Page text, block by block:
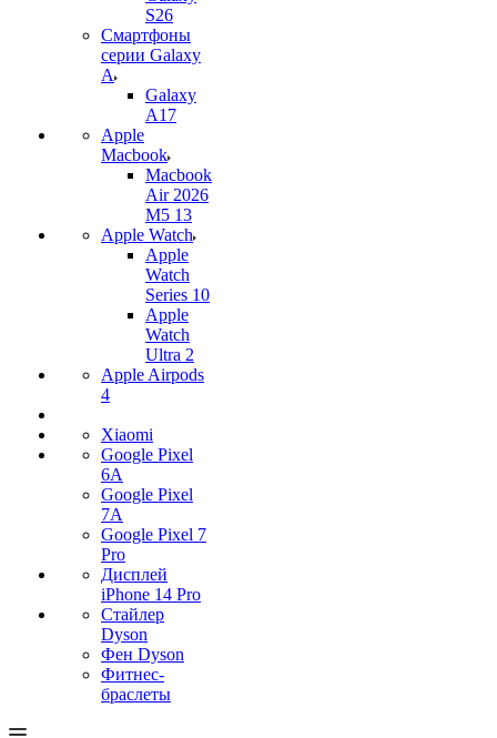
S26
Смартфоны
серии Galaxy
A
Galaxy
A17
Apple
Macbook
Macbook
Air 2026
M5 13
Apple Watch
Apple
Watch
Series 10
Apple
Watch
Ultra 2
Apple Airpods
4
Xiaomi
Google Pixel
6A
Google Pixel
7А
Google Pixel 7
Pro
Дисплей
iPhone 14 Pro
Стайлер
Dyson
Фен Dyson
Фитнес-
браслеты